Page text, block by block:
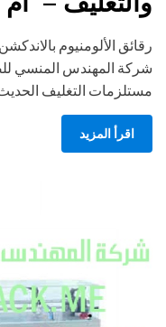
رقائق الألومنيوم
شركة المهندس المنسي
مستلزمات التغليف
اقرأ المزيد